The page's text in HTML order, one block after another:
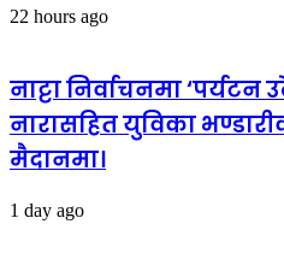
22 hours ago
नाट्टा निर्वाचनमा
नारासहित युविका
मैदानमा।
1 day ago